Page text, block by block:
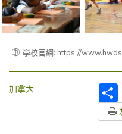
學校官網: https://
加拿大